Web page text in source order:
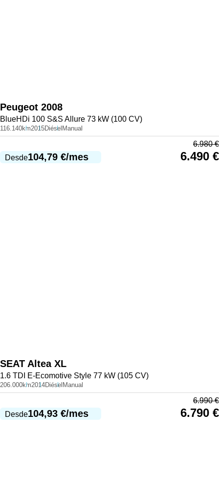
Peugeot 2008
BlueHDi 100 S&S Allure 73 kW (100 CV)
116.140km2015Diésel Manual
Desde104,79 €/mes
6.980€
6.490 €
SEAT Altea XL
1.6 TDI E-Ecomotive Style 77 kW (105 CV)
206.000km2014Diésel Manual
Desde104,93 €/mes
6.990€
6.790 €